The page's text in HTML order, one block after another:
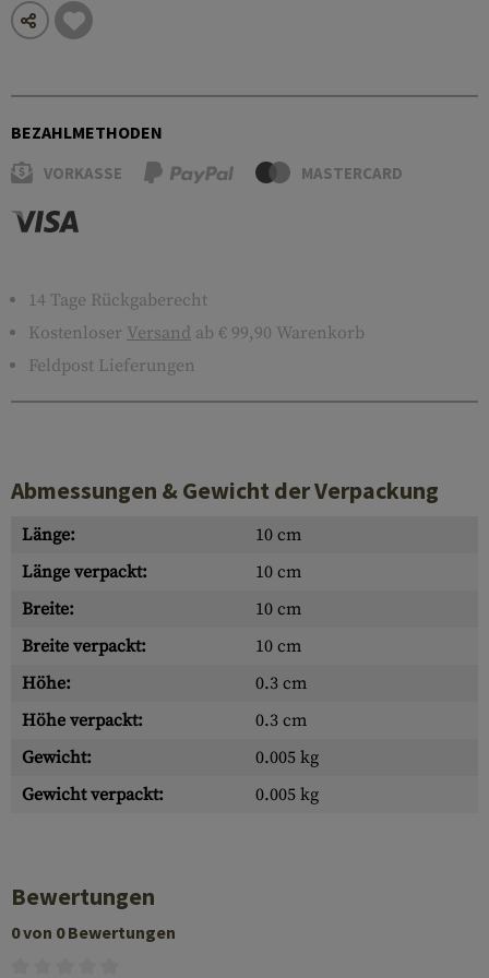
BEZAHLMETHODEN
VORKASSE MASTERCARD
14 Tage Rückgaberecht
Kostenloser Versand ab € 99,90 Warenkorb
Feldpost Lieferungen
Abmessungen & Gewicht der Verpackung
Länge:
10 cm
Länge verpackt:
10 cm
Breite:
10 cm
Breite verpackt:
10 cm
Höhe:
0.3 cm
Höhe verpackt:
0.3 cm
Gewicht:
0.005 kg
Gewicht verpackt:
0.005 kg
Bewertungen
0 von 0 Bewertungen